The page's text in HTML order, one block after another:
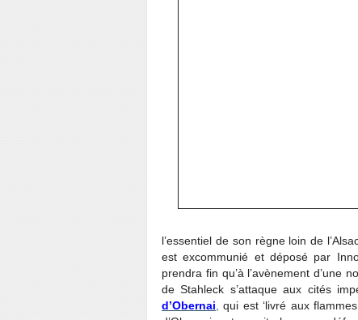
l’essentiel de son règne loin de
est excommunié et déposé par
prendra fin qu’à l’avènement d’une
de Stahleck s’attaque aux cités
d’Obernai
qui est ‘livré aux